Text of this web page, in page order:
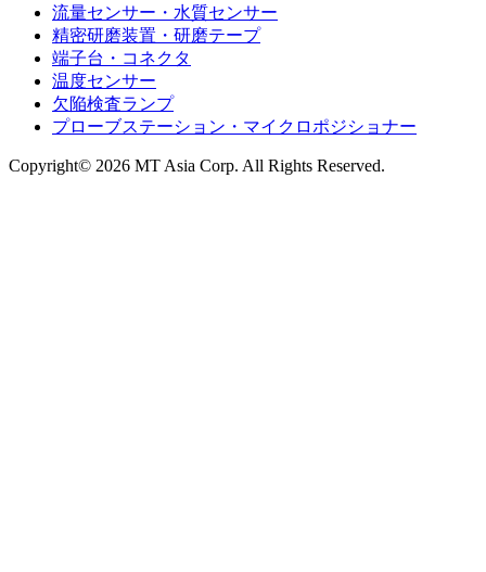
流量センサー・水質センサー
精密研磨装置・研磨テープ
端子台・コネクタ
温度センサー
欠陥検査ランプ
プローブステーション・マイクロポジショナー
Copyright© 2026 MT Asia Corp. All Rights Reserved.